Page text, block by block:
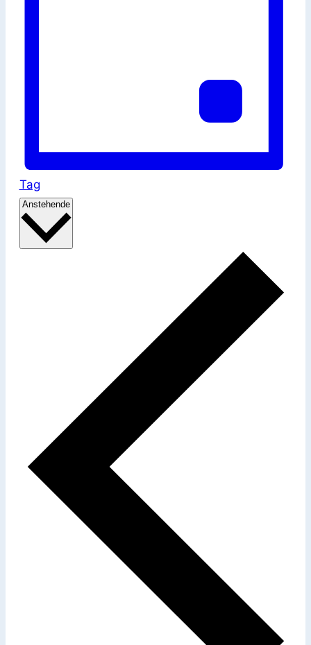
Tag
Anstehende Datum